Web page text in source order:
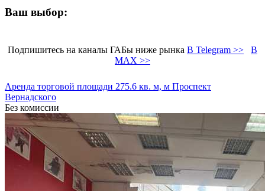
Ваш выбор:
Подпишитесь на каналы ГАБы ниже рынка В Telegram >>
В
MAX >>
Аренда торговой площади 275.6 кв. м, м Проспект
Вернадского
Без комиссии